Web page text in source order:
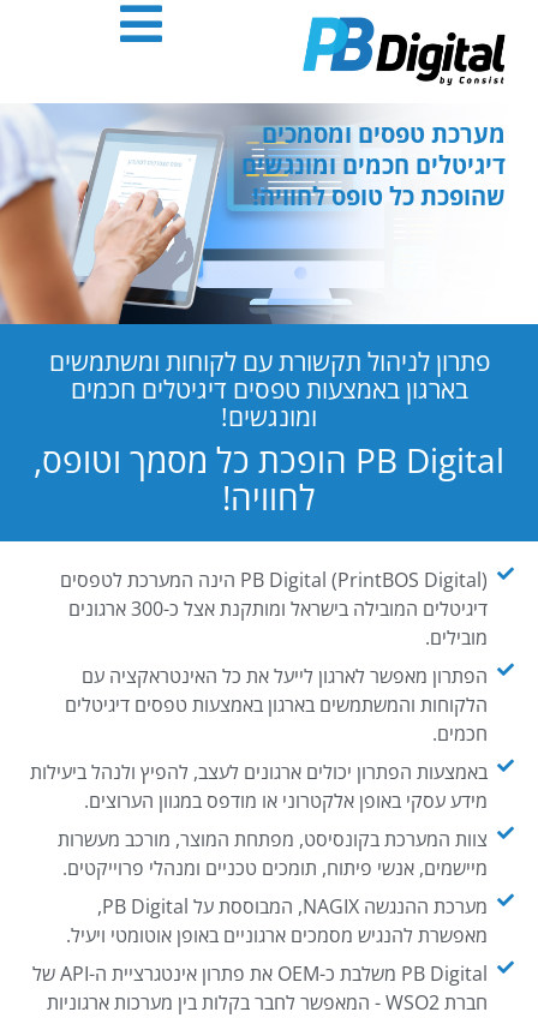
אנטר
מערכת טפסים ומסמכים
דיגיטלים חכמים ומונגשים
שהופכת כל טופס לחוויה!
פתרון לניהול תקשורת עם לקוחות ומשתמשים
בארגון באמצעות טפסים דיגיטלים חכמים
ומונגשים!
PB Digital הופכת כל מסמך וטופס,
לחוויה!
PB Digital (PrintBOS Digital) הינה המערכת לטפסים
דיגיטלים המובילה בישראל ומותקנת אצל כ-300 ארגונים
מובילים.
הפתרון מאפשר לארגון לייעל את כל האינטראקציה עם
הלקוחות והמשתמשים בארגון באמצעות טפסים דיגיטלים
חכמים.
באמצעות הפתרון יכולים ארגונים לעצב, להפיץ ולנהל ביעילות
מידע עסקי באופן אלקטרוני או מודפס במגוון הערוצים.
צוות המערכת בקונסיסט, מפתחת המוצר, מורכב מעשרות
מיישמים, אנשי פיתוח, תומכים טכניים ומנהלי פרוייקטים.
מערכת ההנגשה NAGIX, המבוססת על PB Digital,
מאפשרת להנגיש מסמכים ארגוניים באופן אוטומטי ויעיל.
PB Digital משלבת כ-OEM את פתרון אינטגרציית ה-API של
חברת WSO2 - המאפשר לחבר בקלות בין מערכות ארגוניות